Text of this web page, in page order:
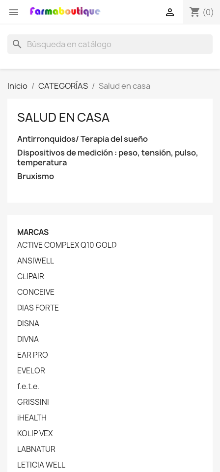
 shopping_cart (0)

search
Inicio CATEGORÍAS Salud en casa
SALUD EN CASA
Antirronquidos/ Terapia del sueño
Dispositivos de medición : peso, tensión, pulso,
temperatura
Bruxismo
MARCAS
ACTIVE COMPLEX Q10 GOLD
ANSIWELL
CLIPAIR
CONCEIVE
DIAS FORTE
DISNA
DIVNA
EAR PRO
EVELOR
f.e.t.e.
GRISSINI
iHEALTH
KOLIP VEX
LABNATUR
LETICIA WELL